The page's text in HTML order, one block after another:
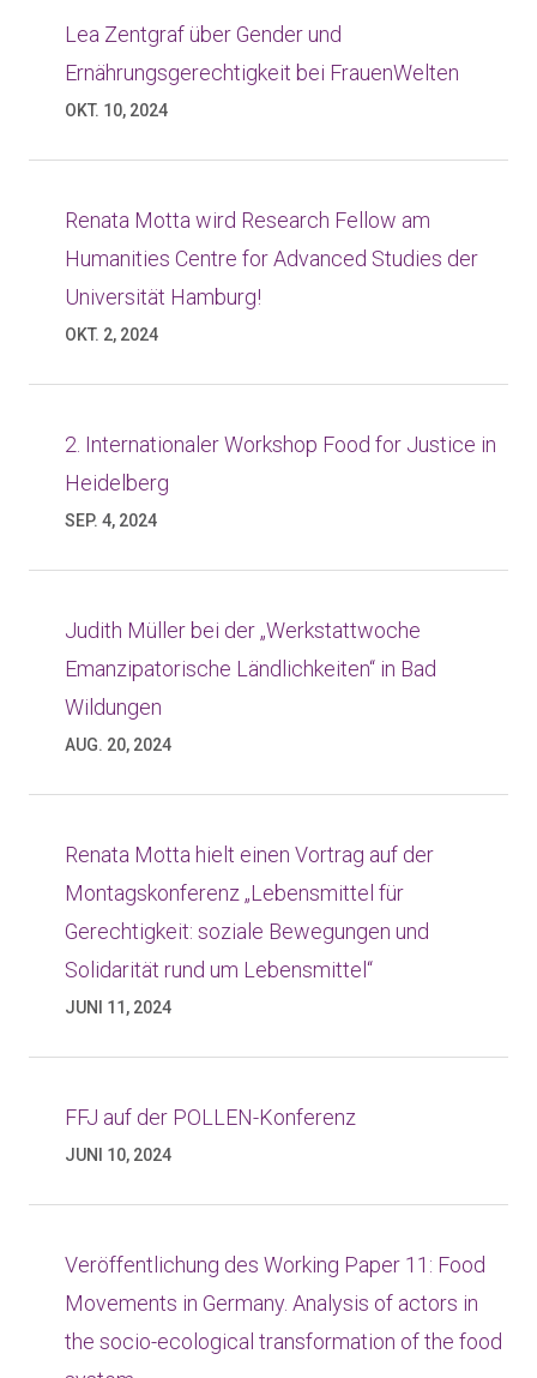
Lea Zentgraf über Gender und
Ernährungsgerechtigkeit bei FrauenWelten
OKT. 10, 2024
Renata Motta wird Research Fellow am
Humanities Centre for Advanced Studies der
Universität Hamburg!
OKT. 2, 2024
2. Internationaler Workshop Food for Justice in
Heidelberg
SEP. 4, 2024
Judith Müller bei der „Werkstattwoche
Emanzipatorische Ländlichkeiten“ in Bad
Wildungen
AUG. 20, 2024
Renata Motta hielt einen Vortrag auf der
Montagskonferenz „Lebensmittel für
Gerechtigkeit: soziale Bewegungen und
Solidarität rund um Lebensmittel“
JUNI 11, 2024
FFJ auf der POLLEN-Konferenz
JUNI 10, 2024
Veröffentlichung des Working Paper 11: Food
Movements in Germany. Analysis of actors in
the socio-ecological transformation of the food